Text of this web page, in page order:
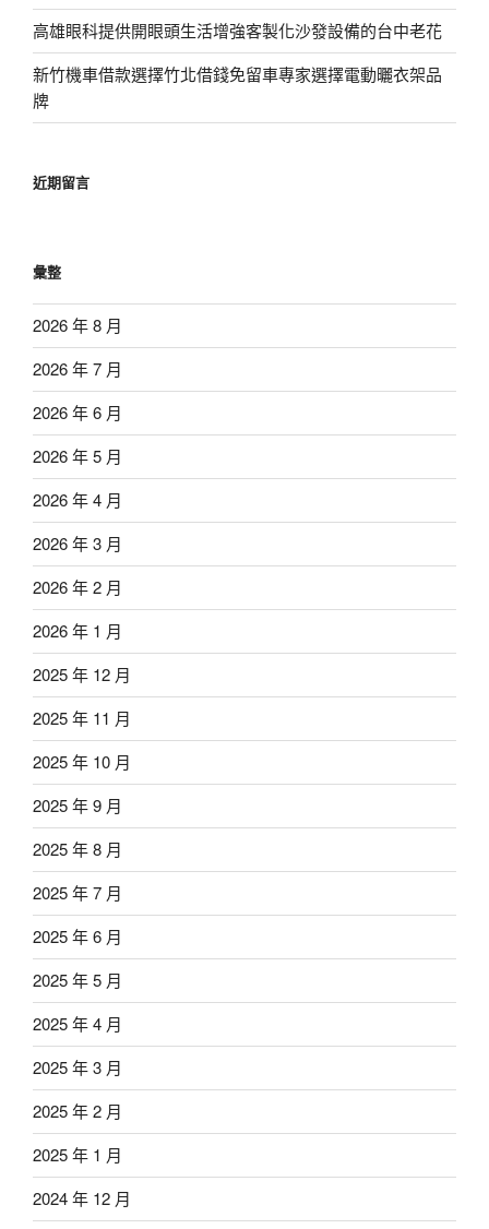
高雄眼科提供開眼頭生活增強客製化沙發設備的台中老花
新竹機車借款選擇竹北借錢免留車專家選擇電動曬衣架品
牌
近期留言
彙整
2026 年 8 月
2026 年 7 月
2026 年 6 月
2026 年 5 月
2026 年 4 月
2026 年 3 月
2026 年 2 月
2026 年 1 月
2025 年 12 月
2025 年 11 月
2025 年 10 月
2025 年 9 月
2025 年 8 月
2025 年 7 月
2025 年 6 月
2025 年 5 月
2025 年 4 月
2025 年 3 月
2025 年 2 月
2025 年 1 月
2024 年 12 月